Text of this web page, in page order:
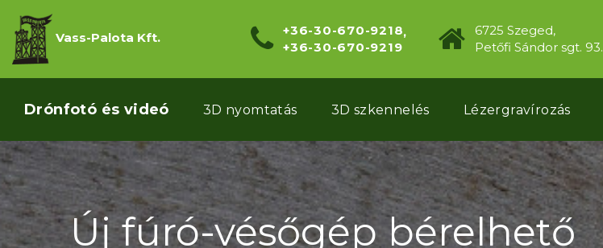
Vass-Palota Kft.
+36-30-670-9218
+36-30-670-9219
6725 Szeged,
Petőfi Sándor sgt. 93.
Drónfotó és videó 3D nyomtatás 3D szkennelés Lézergravírozás
Új fúró-vésőgép bérelhető